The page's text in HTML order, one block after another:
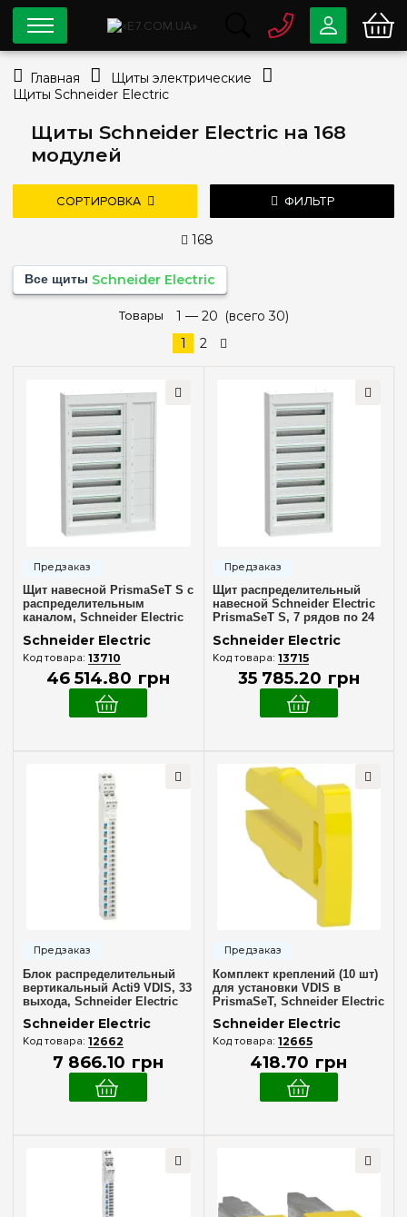
Щиты Schneider Electric на 168
модулей
СОРТИРОВКА ФИЛЬТР
—
Количество модулей
(+1)
(+1)
(+7)
13(+15)
18(+23)
24 (+29)
26(+10)
36(+21)
(+39)
192(+30)
Материал корпуса
Пластик(3)
Без дверцы
Белая
Серия
Acti9(5)
Linegry(6)
PrismaSeT S(14)
PrismaSeT XS
Цвет корпуса
(2)
168
Все щиты Schneider Electric
дороже
новые поступления
Товары 1 — 20 (всего 30)
1
2
Щит навесной PrismaSeT S с
распределительным
каналом, Schneider Electric
Schneider Electric
13710
46 514.80 грн
Щит распределительный
навесной Schneider Electric
PrismaSeT S, 7 рядов по 24
Schneider Electric
13715
35 785.20 грн
Блок распределительный
вертикальный Acti9 VDIS, 33
выхода, Schneider Electric
A9XPK707
Schneider Electric
12662
7 866.10 грн
Комплект креплений (10 шт)
для установки VDIS в
PrismaSeT, Schneider Electric
A9XPKL10
Schneider Electric
12665
418.70 грн
0 800 33-63-07
044334-79-78
Главная
Щиты электрические
Щиты Schneider Electric